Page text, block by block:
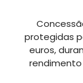
protegidas
euros,